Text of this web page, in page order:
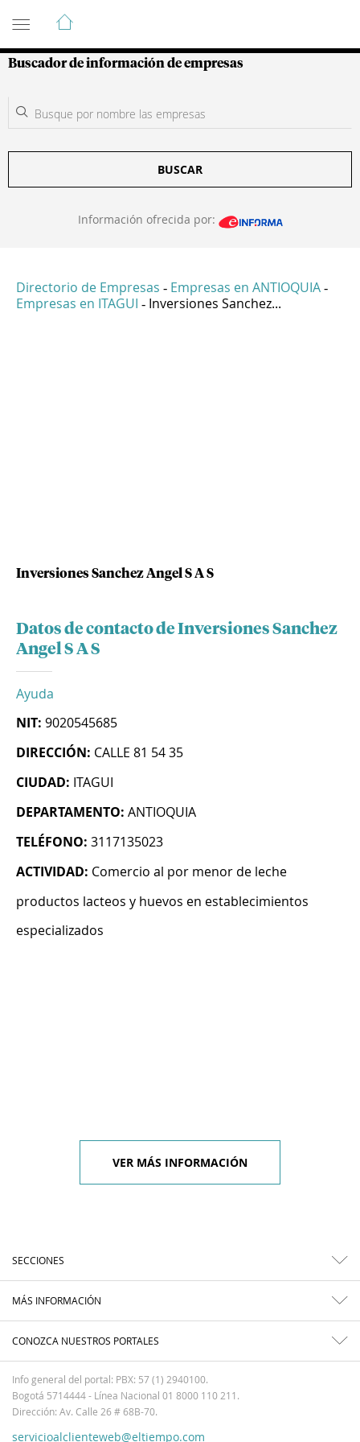
Guía de Empresas Colombianas
Buscador de información de empresas
BUSCAR
Información ofrecida por:
Directorio de Empresas - Empresas en ANTIOQUIA -
Empresas en ITAGUI - Inversiones Sanchez...
Inversiones Sanchez Angel S A S
Datos de contacto de Inversiones Sanchez
Angel S A S
Ayuda
NIT: 9020545685
DIRECCIÓN: CALLE 81 54 35
CIUDAD: ITAGUI
DEPARTAMENTO: ANTIOQUIA
TELÉFONO: 3117135023
ACTIVIDAD: Comercio al por menor de leche
productos lacteos y huevos en establecimientos
especializados
VER MÁS INFORMACIÓN
SECCIONES
MÁS INFORMACIÓN
CONOZCA NUESTROS PORTALES
Info general del portal: PBX: 57 (1) 2940100.
Bogotá 5714444 - Línea Nacional 01 8000 110 211.
Dirección: Av. Calle 26 # 68B-70.
servicioalclienteweb@eltiempo.com